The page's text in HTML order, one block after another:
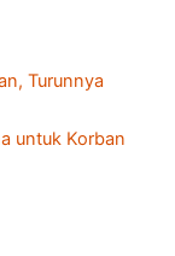
Turunnya
untuk Korban